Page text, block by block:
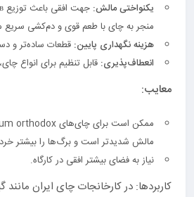
یکنواختی مالش:
منجر به چای با طعم قوی و دم‌کشی سریع
هزینه نگهداری پایین: قطعات ساده‌تر و
انعطاف‌پذیری: قابل تنظیم برای انواع
معایب:
مالش شدیدتر است و برگ‌ها را بیشتر
نیاز به فضای بیشتر افقی در کارگاه.
کاربردها: در کارخانجات چای ایران مانند